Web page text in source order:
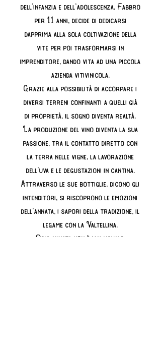
dell’infanzia e dell’adolescenza. Fabbro
per 11 anni, decide di dedicarsi
dapprima alla sola coltivazione della
vite per poi trasformarsi in
imprenditore, dando vita ad una piccola
azienda vitivinicola.
Grazie alla possibilità di accorpare i
diversi terreni confinanti a quelli già
di proprietà, il sogno diventa realtà.
La produzione del vino diventa la sua
passione, tra il contatto diretto con
la terra nelle vigne, la lavorazione
dell’uva e le degustazioni in cantina.
Attraverso le sue bottiglie, dicono gli
intenditori, si riscoprono le emozioni
dell’annata, i sapori della tradizione, il
legame con la Valtellina.
Ogni annata non è mai uguale.